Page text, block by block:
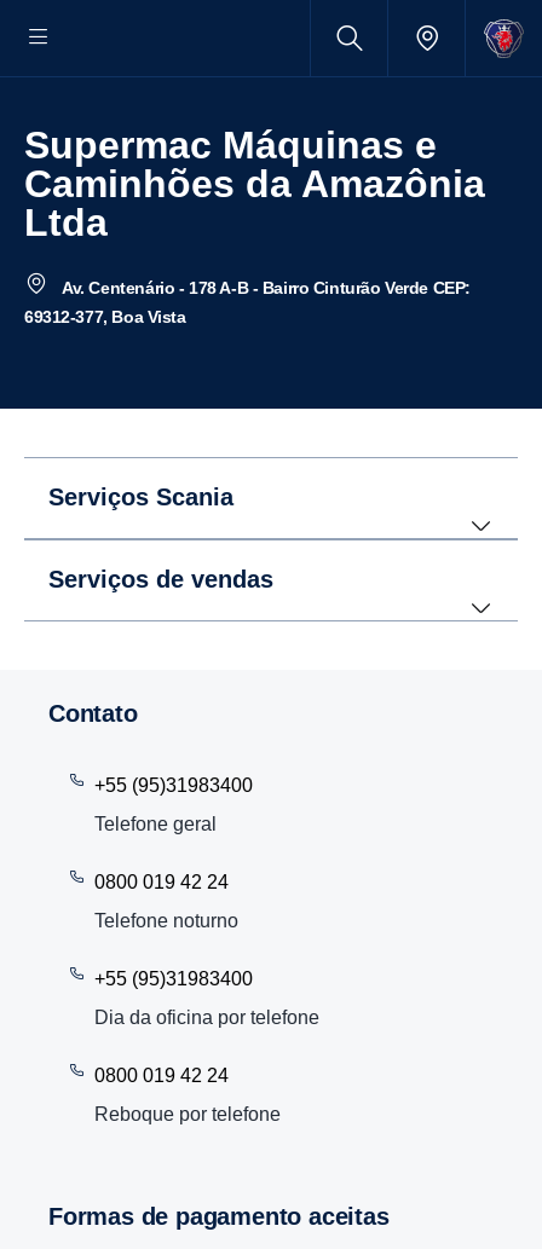
Supermac Máquinas e
Caminhões da Amazônia
Ltda
Av. Centenário - 178 A-B - Bairro Cinturão Verde CEP:
69312-377, Boa Vista
Serviços Scania
Serviços de vendas
Contato
+55 (95)31983400
Telefone geral
0800 019 42 24
Telefone noturno
+55 (95)31983400
Dia da oficina por telefone
0800 019 42 24
Reboque por telefone
Formas de pagamento aceitas